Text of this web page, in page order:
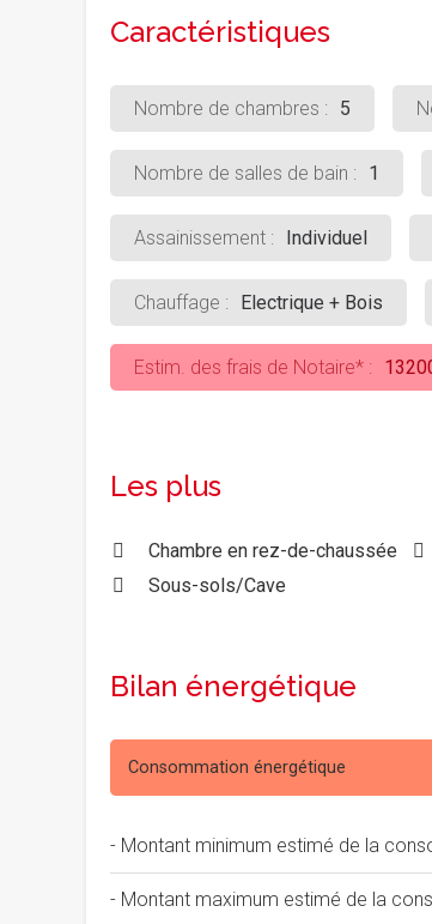
Caractéristiques
Nombre de chambres : 5
Nombre de salles de bain : 1
Assainissement : Individuel
Chauffage : Electrique + Bois
Estim. des frais de Notaire* :
Les plus
Chambre en rez-de-chaussée
Sous-sols/Cave
Bilan énergétique
Consommation énergétique
- Montant minimum estimé de la
- Montant maximum estimé de la